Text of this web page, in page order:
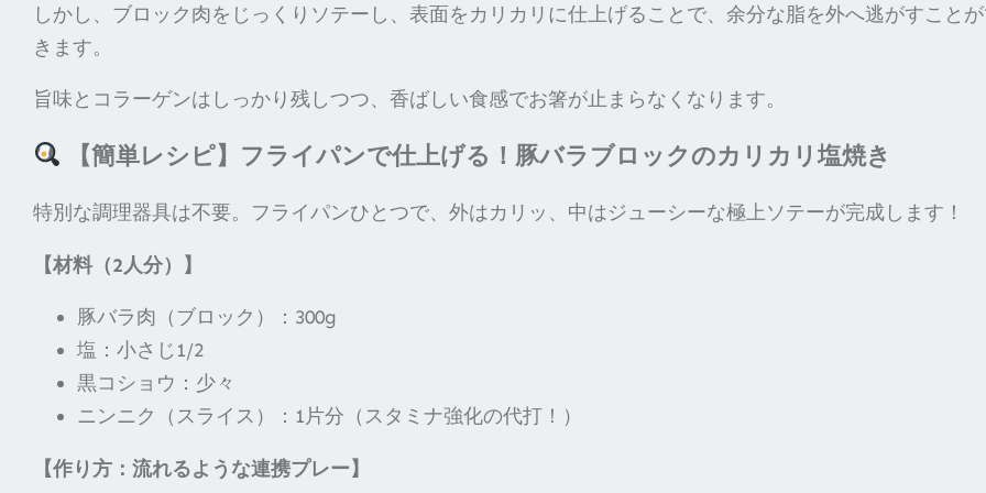
しかし、ブロック肉をじっくりソテーし、表面をカリカリに仕上げることで、余分な脂を外へ逃がすこと
きます。
旨味とコラーゲンはしっかり残しつつ、香ばしい食感でお箸が止まらなくなります。
【簡単レシピ】フライパンで仕上げる！豚バラブロックのカリカリ塩焼き
特別な調理器具は不要。フライパンひとつで、外はカリッ、中はジューシーな極上ソテーが完成します！
【材料（2人分）】
豚バラ肉（ブロック）：300g
塩：小さじ1/2
黒コショウ：少々
ニンニク（スライス）：1片分（スタミナ強化の代打！）
【作り方：流れるような連携プレー】